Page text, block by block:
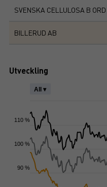
SVENSKA CELLULOSA B ORD
BILLERUD AB
Utveckling
All ▾
90 %
100 %
110 %